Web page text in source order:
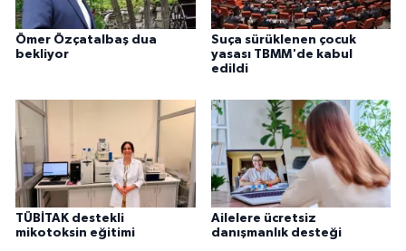
Ömer Özçatalbaş dua
bekliyor
Suça sürüklenen çocuk
yasası TBMM'de kabul
edildi
TÜBİTAK destekli
mikotoksin eğitimi
Ailelere ücretsiz
danışmanlık desteği